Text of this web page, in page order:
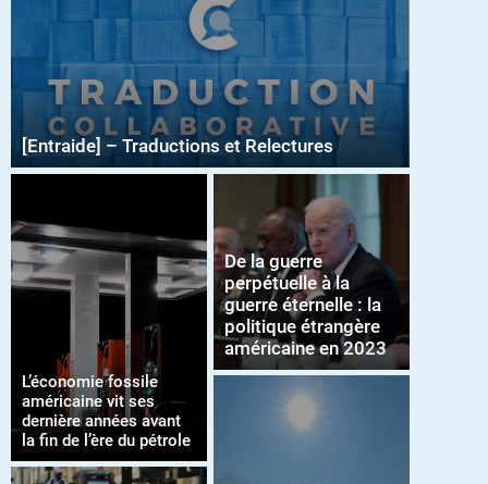
[Entraide] – Traductions et Relectures
L’économie fossile
américaine vit ses
dernière années avant
la fin de l’ère du pétrole
De la guerre
perpétuelle à la
guerre éternelle : la
politique étrangère
américaine en 2023